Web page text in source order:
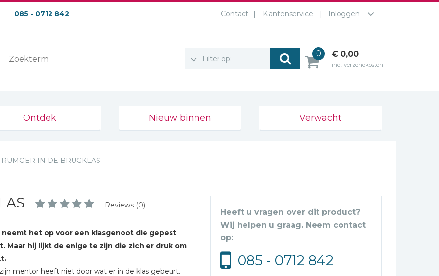
085 - 0712 842 Contact Klantenservice Inloggen
Filter op:
0 € 0,00
incl. verzendkosten
Ontdek Nieuw binnen Verwacht
RUMOER IN DE BRUGKLAS
Reviews (0)
neemt het op voor een klasgenoot die gepest
Maar hij lijkt de enige te zijn die zich er druk om
mentor heeft niet door wat er in de klas gebeurt.
Heeft u vragen over dit product?
Wij helpen u graag. Neem contact
op:
085 - 0712 842